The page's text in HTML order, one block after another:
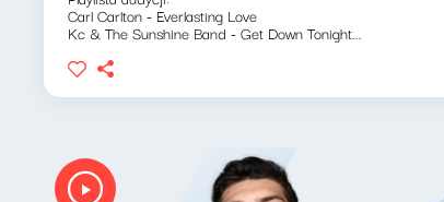
Carl Carlton - Everlasting Love
Kc & The Sunshine Band - Get Down Tonight...